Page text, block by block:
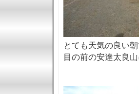
とても天気の良い
目の前の安達太良